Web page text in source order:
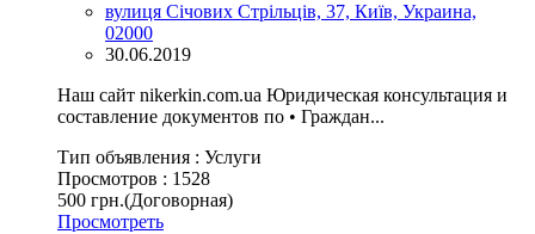
вулиця Січових Стрільців, 37, Київ, Украина,
02000
30.06.2019
Наш сайт nikerkin.com.ua Юридическая консультация и
составление документов по • Граждан...
Тип объявления : Услуги
Просмотров : 1528
500 грн.(Договорная)
Просмотреть